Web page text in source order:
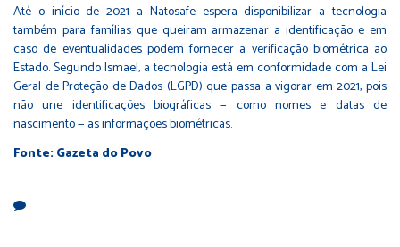
Até o início de 2021 a Natosafe espera disponibilizar a tecnologia
também para famílias que queiram armazenar a identificação e em
caso de eventualidades podem fornecer a verificação biométrica ao
Estado. Segundo Ismael, a tecnologia está em conformidade com a Lei
Geral de Proteção de Dados (LGPD) que passa a vigorar em 2021, pois
não une identificações biográficas — como nomes e datas de
nascimento — as informações biométricas.
Fonte: Gazeta do Povo